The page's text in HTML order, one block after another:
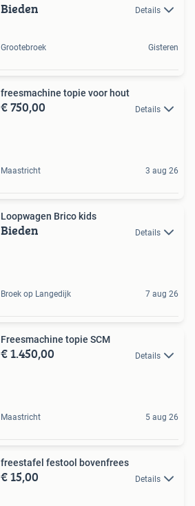
Bieden Details
Grootebroek Gisteren
freesmachine topie voor hout
€ 750,00 Details
Maastricht 3 aug 26
Loopwagen Brico kids
Bieden Details
Broek op Langedijk 7 aug 26
Freesmachine topie SCM
€ 1.450,00 Details
Maastricht 5 aug 26
freestafel festool bovenfrees
€ 15,00 Details